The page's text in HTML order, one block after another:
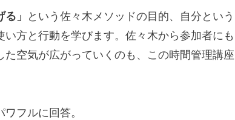
」
という佐々木メソッドの目的、自分という
方と行動を学びます。佐々木から参加者にも
空気が広がっていくのも、この時間管理講座
フルに回答。